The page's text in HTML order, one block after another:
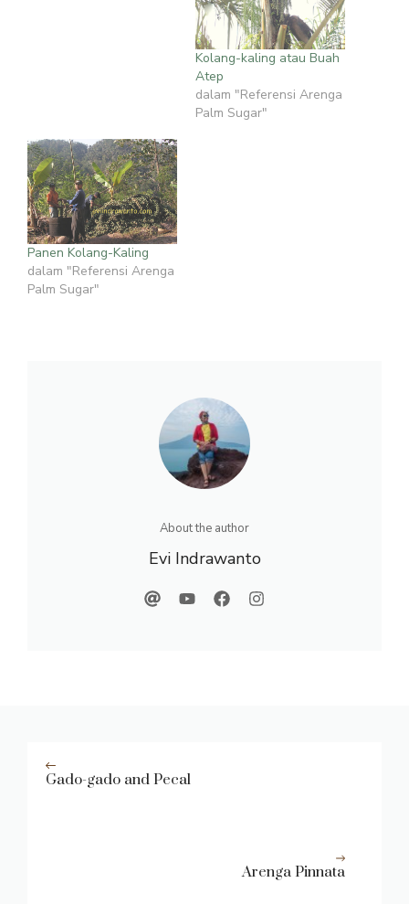
Kolang-kaling atau Buah
Atep
dalam "Referensi Arenga
Palm Sugar"
Panen Kolang-Kaling
dalam "Referensi Arenga
Palm Sugar"
About the author
Evi Indrawanto
Gado-gado and Pecal
Arenga Pinnata